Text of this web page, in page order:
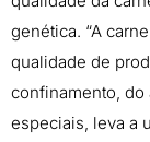
genética. “A
qualidade de
confinamento, do
especiais, leva a